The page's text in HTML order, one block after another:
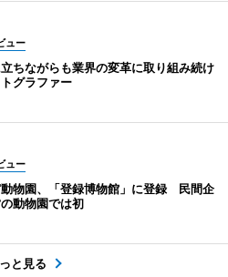
ュー
ちながらも業界の変革に取り組み続け
グラファー
ュー
物園、「登録博物館」に登録 民間企
動物園では初
と見る